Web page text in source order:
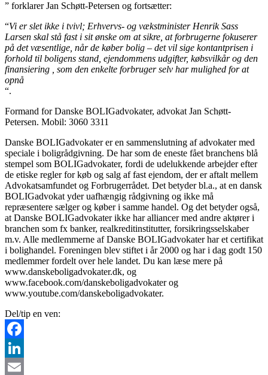
” forklarer Jan Schøtt-Petersen og fortsætter:
“Vi er slet ikke i tvivl; Erhvervs- og vækstminister Henrik Sass
Larsen skal stå fast i sit ønske om at sikre, at forbrugerne fokuserer
på det væsentlige, når de køber bolig – det vil sige kontantprisen i
forhold til boligens stand, ejendommens udgifter, købsvilkår og den
finansiering , som den enkelte forbruger selv har mulighed for at
opnå
“.
Formand for Danske BOLIGadvokater, advokat Jan Schøtt-
Petersen. Mobil: 3060 3311
Danske BOLIGadvokater er en sammenslutning af advokater med
speciale i boligrådgivning. De har som de eneste fået branchens blå
stempel som BOLIGadvokater, fordi de udelukkende arbejder efter
de etiske regler for køb og salg af fast ejendom, der er aftalt mellem
Advokatsamfundet og Forbrugerrådet. Det betyder bl.a., at en dansk
BOLIGadvokat yder uafhængig rådgivning og ikke må
repræsentere sælger og køber i samme handel. Og det betyder også,
at Danske BOLIGadvokater ikke har alliancer med andre aktører i
branchen som fx banker, realkreditinstitutter, forsikringsselskaber
m.v. Alle medlemmerne af Danske BOLIGadvokater har et certifikat
i bolighandel. Foreningen blev stiftet i år 2000 og har i dag godt 150
medlemmer fordelt over hele landet. Du kan læse mere på
www.danskeboligadvokater.dk, og
www.facebook.com/danskeboligadvokater og
www.youtube.com/danskeboligadvokater.
Del/tip en ven:
Facebook
LinkedIn